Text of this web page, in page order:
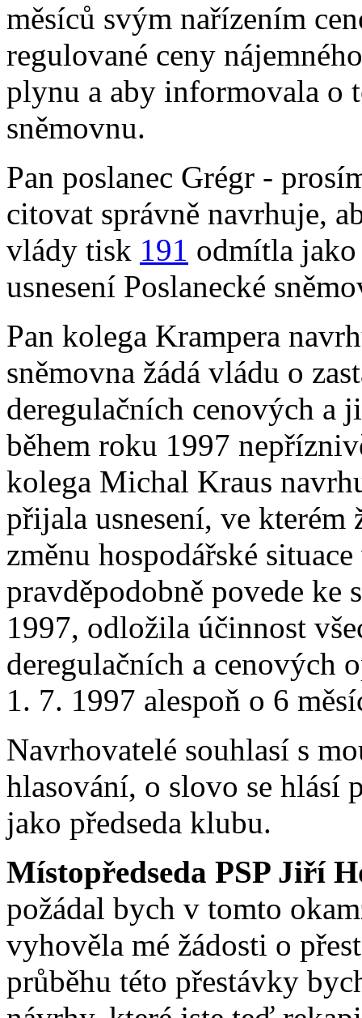
měsíců svým nařízením
regulované ceny
plynu a aby informovala o
sněmovnu.
Pan poslanec Grégr -
citovat správně navrhuje,
vlády tisk 191 odmítla jako
usnesení Poslanecké
Pan kolega Krampera
sněmovna žádá vládu o
deregulačních cenových a
během roku 1997
kolega Michal Kraus
přijala usnesení, ve kterém
změnu hospodářské
pravděpodobně povede ke
1997, odložila účinnost
deregulačních a cenových
1. 7. 1997 alespoň o 6
Navrhovatelé souhlasí s
hlasování, o slovo se hlásí
jako předseda klubu.
Místopředseda PSP Jiří
požádal bych v tomto
vyhověla mé žádosti o
průběhu této přestávky